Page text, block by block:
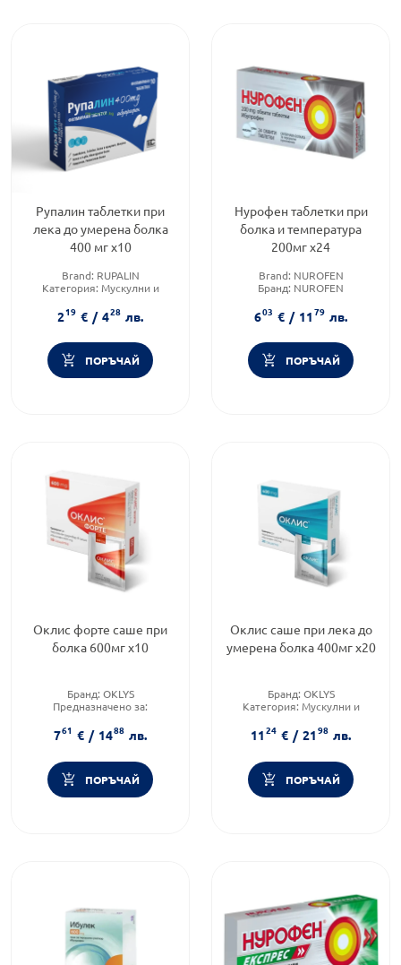
Рупалин таблетки при
лека до умерена болка
400 мг х10
Brand: RUPALIN
Категория: Мускулни и
Форма на продукта:таблетки
219 € / 428 лв.
ПОРЪЧАЙ
Нурофен таблетки при
болка и температура
200мг х24
Brand: NUROFEN
Бранд: NUROFEN
ставни болки
603 € / 1179 лв.
ПОРЪЧАЙ
Оклис форте саше при
болка 600мг х10
Бранд: OKLYS
Предназначено за:
Форма на продукта:саше
761 € / 1488 лв.
ПОРЪЧАЙ
Оклис саше при лека до
умерена болка 400мг х20
Бранд: OKLYS
Категория: Мускулни и
Форма на продукта:саше
1124 € / 2198 лв.
ПОРЪЧАЙ